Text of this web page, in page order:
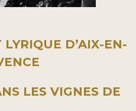
D’AIX-EN-
LES VIGNES DE